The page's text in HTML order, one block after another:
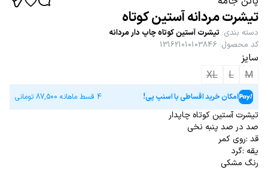
تیشرت مردانه آستین کوتاه
دسته بندی: تیشرت آستین کوتاه چاپ دار مردانه
کد محصول:
131621010103846
سایز
M
L
XL
امکان خرید اقساطی با اسنپ پی! 4 قسط ماهانه 87,500 تومانی
تیشرت آستین کوتاه چاپدار
صد در صد پنبه نخی
قد :روی کمر
یقه :گرد
رنگ مشکی